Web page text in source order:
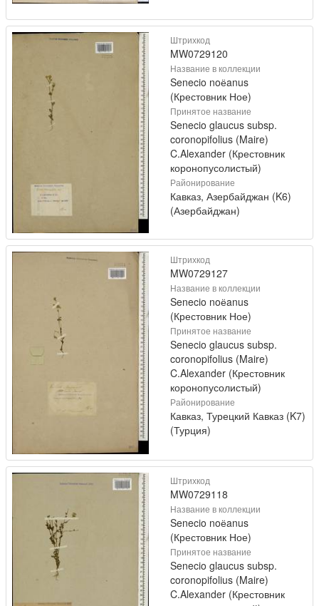
Штрихкод
MW0729120
Название в коллекции
Senecio noёanus
(Крестовник Ное)
Принятое название
Senecio glaucus subsp.
coronopifolius (Maire)
C.Alexander (Крестовник
коронопусолистый)
Районирование
Кавказ, Азербайджан (K6)
(Азербайджан)
Штрихкод
MW0729127
Название в коллекции
Senecio noёanus
(Крестовник Ное)
Принятое название
Senecio glaucus subsp.
coronopifolius (Maire)
C.Alexander (Крестовник
коронопусолистый)
Районирование
Кавказ, Турецкий Кавказ (K7)
(Турция)
Штрихкод
MW0729118
Название в коллекции
Senecio noёanus
(Крестовник Ное)
Принятое название
Senecio glaucus subsp.
coronopifolius (Maire)
C.Alexander (Крестовник